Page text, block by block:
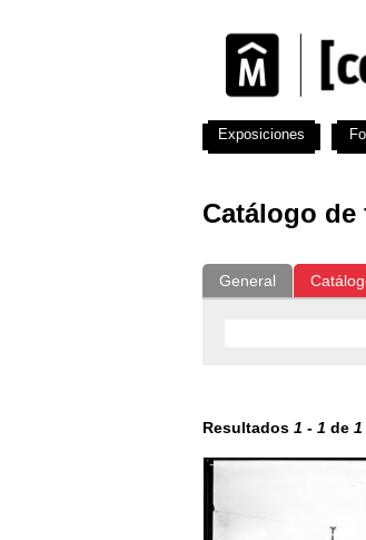
Catálogo
General
Resultados 1 - 1 de 1
Exposiciones